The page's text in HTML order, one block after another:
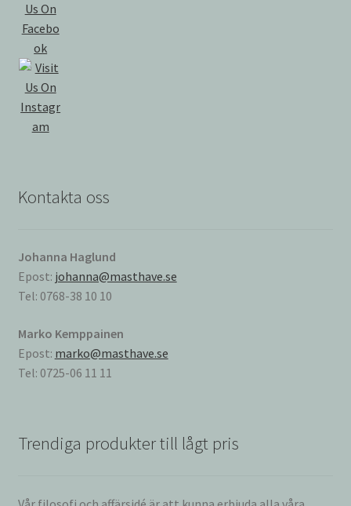
Kontakta oss
Johanna Haglund
Epost: johanna@masthave.se
Tel: 0768-38 10 10
Marko Kemppainen
Epost: marko@masthave.se
Tel: 0725-06 11 11
Trendiga produkter till lågt pris